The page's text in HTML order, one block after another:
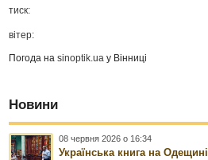
тиск:
вітер:
Погода наsinoptik.ua у Вінниці
Новини
08 червня 2026 о 16:34
Українська книга на Одещині